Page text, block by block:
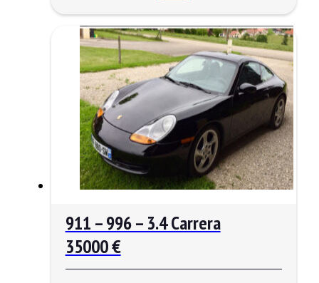
911 – 996 – 3.4 Carrera
35000 €